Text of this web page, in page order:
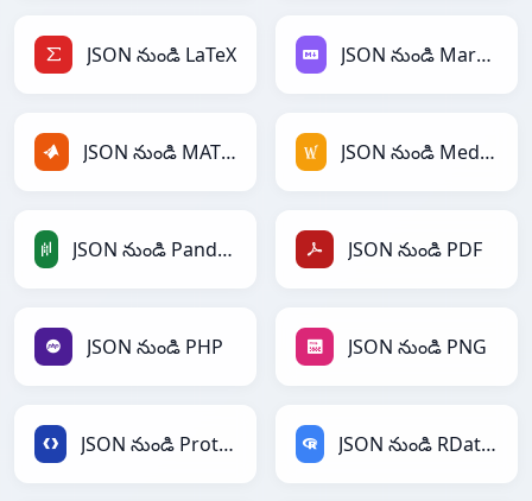
JSON నుండి LaTeX JSON నుండి Markdown
JSON నుండి MATLAB JSON నుండి MediaWiki
JSON నుండి PandasDataFrame JSON నుండి PDF
JSON నుండి PHP JSON నుండి PNG
JSON నుండి Protobuf JSON నుండి RDataFrame